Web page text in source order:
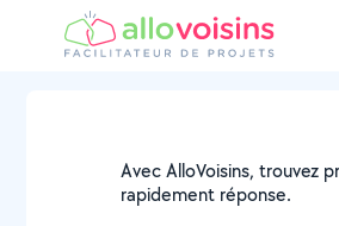
Avec AlloVoisins, trouvez
rapidement réponse.